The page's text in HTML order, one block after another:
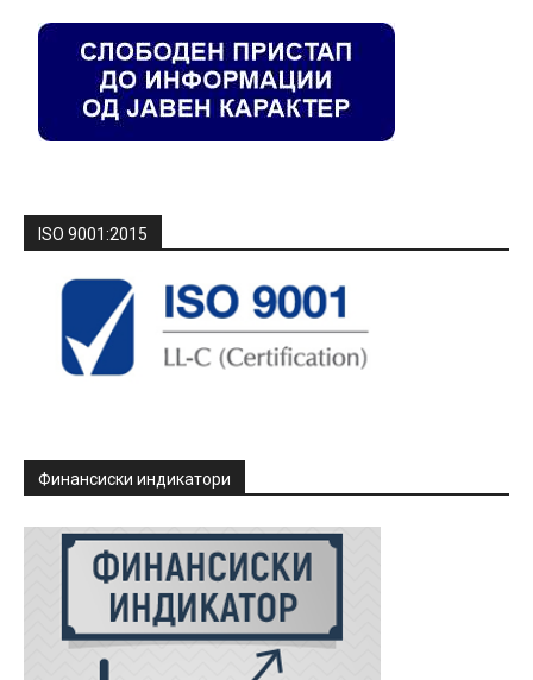
ISO 9001:2015
Финансиски индикатори